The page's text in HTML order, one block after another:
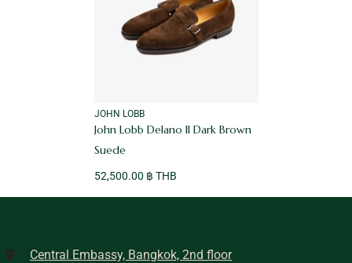
VENDOR:
JOHN LOBB
John Lobb Delano II Dark Brown
Suede
52,500.00 ฿ THB
Central Embassy, Bangkok, 2nd floor